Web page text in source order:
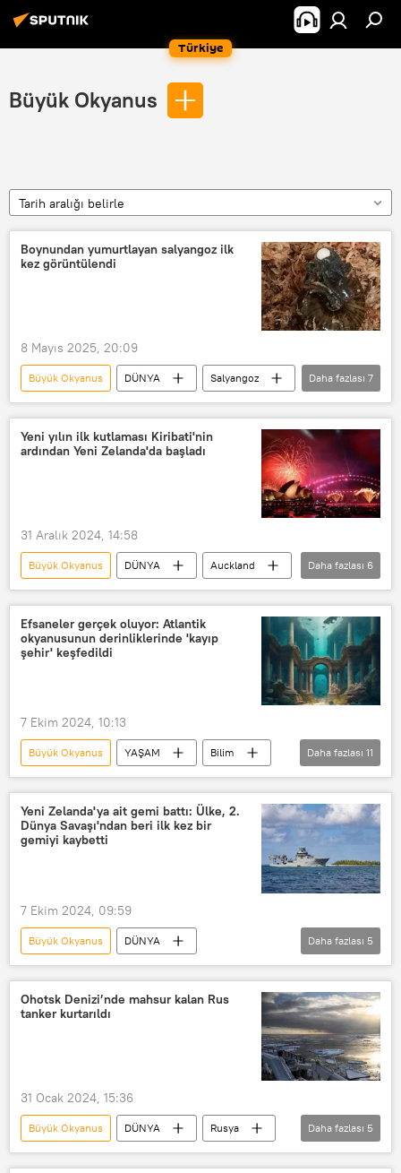
Türkiye
Büyük Okyanus
Tarih aralığı belirle
Boynundan yumurtlayan salyangoz ilk
kez görüntülendi
8 Mayıs 2025, 20:09
Büyük Okyanus DÜNYA
Salyangoz
Yumurta
Yavru
Deniz
okyanus
Okyanus seviyesi
okyanus temizliği
Yeni Zelanda
Daha fazlası 7
Yeni yılın ilk kutlaması Kiribati'nin
ardından Yeni Zelanda'da başladı
31 Aralık 2024, 14:58
Büyük Okyanus DÜNYA
Auckland
Kiribati
Yeni Zelanda
Yılbaşı
yeni yıl
Kutlama
Chris Hipkins
Daha fazlası 6
Efsaneler gerçek oluyor: Atlantik
okyanusunun derinliklerinde 'kayıp
şehir' keşfedildi
7 Ekim 2024, 10:13
Büyük Okyanus YAŞAM
Bilim
Bilim insanları
Kayıp
gizemli
okyanus
Okyanus
Okyanus
Atlantik
Atlantik Okyanusu
Daha fazlası 11
Yeni Zelanda'ya ait gemi battı: Ülke, 2.
Dünya Savaşı'ndan beri ilk kez bir
gemiyi kaybetti
7 Ekim 2024, 09:59
Büyük Okyanus
DÜNYA
Yeni Zelanda
Samoa
Güney Yarım Küre
Gemi
2. Dünya Savaşı
Daha fazlası 5
Ohotsk Denizi’nde mahsur kalan Rus
tanker kurtarıldı
31 Ocak 2024, 15:36
Büyük Okyanus DÜNYA
Rusya
Ohotsk Denizi
Gemi
Daha fazlası 5